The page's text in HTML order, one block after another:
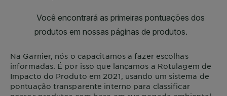
Na Garnier, nós o capacitamos a fazer escolhas
informadas. É por isso que lançamos a Rotulagem de
Impacto do Produto em 2021, usando um sistema de
pontuação transparente interno para classificar